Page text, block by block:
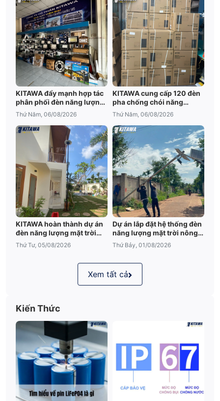
KITAWA đẩy mạnh hợp tác
phân phối đèn năng lượng
mặt trời An Giang
Thứ Năm, 06/08/2026
KITAWA cung cấp 120 đèn
pha chống chói năng
lượng mặt trời cho trại tôm
Bạc Liêu
Thứ Năm, 06/08/2026
KITAWA hoàn thành dự án
đèn năng lượng mặt trời
sân vườn UFO 600W tại
Đắk Lắk
Thứ Tư, 05/08/2026
Dự án lắp đặt hệ thống đèn
năng lượng mặt trời nông
trại tại Đắk Lắk
Thứ Bảy, 01/08/2026
Xem tất cả
Kiến Thức